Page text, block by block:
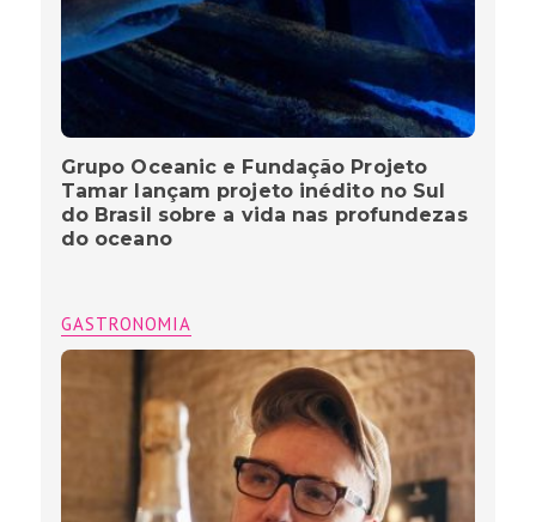
Grupo Oceanic e Fundação Projeto
Tamar lançam projeto inédito no Sul
do Brasil sobre a vida nas profundezas
do oceano
GASTRONOMIA